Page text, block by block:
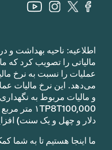
اطلاعیه: ناحیه بهداشت و
مالیاتی را تصویب کرد که
عملیات را نسبت به نرخ
و مالیات مربوط به
دلار و چهل و یک سنت)
ما اینجا هستیم تا به شما